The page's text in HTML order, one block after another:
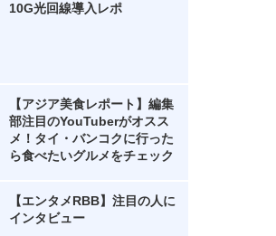
10G光回線導入レポ
【アジア美食レポート】編集
部注目のYouTuberがオスス
メ！タイ・バンコクに行った
ら食べたいグルメをチェック
【エンタメRBB】注目の人に
インタビュー